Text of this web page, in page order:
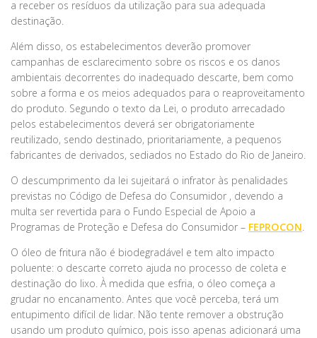
a receber os resíduos da utilização para sua adequada
destinação.
Além disso, os estabelecimentos deverão promover
campanhas de esclarecimento sobre os riscos e os danos
ambientais decorrentes do inadequado descarte, bem como
sobre a forma e os meios adequados para o reaproveitamento
do produto. Segundo o texto da Lei, o produto arrecadado
pelos estabelecimentos deverá ser obrigatoriamente
reutilizado, sendo destinado, prioritariamente, a pequenos
fabricantes de derivados, sediados no Estado do Rio de Janeiro.
O descumprimento da lei sujeitará o infrator às penalidades
previstas no Código de Defesa do Consumidor , devendo a
multa ser revertida para o Fundo Especial de Apoio a
Programas de Proteção e Defesa do Consumidor – FEPROCON.
O óleo de fritura não é biodegradável e tem alto impacto
poluente: o descarte correto ajuda no processo de coleta e
destinação do lixo. À medida que esfria, o óleo começa a
grudar no encanamento. Antes que você perceba, terá um
entupimento difícil de lidar. Não tente remover a obstrução
usando um produto químico, pois isso apenas adicionará uma